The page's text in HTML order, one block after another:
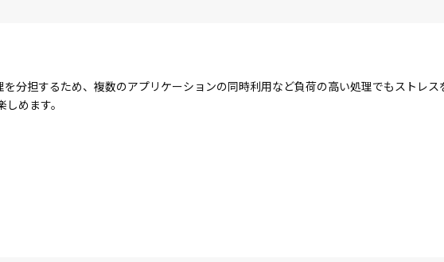
分担するため、複数のアプリケーションの同時利用など負荷の高い処理でもストレス
めます。